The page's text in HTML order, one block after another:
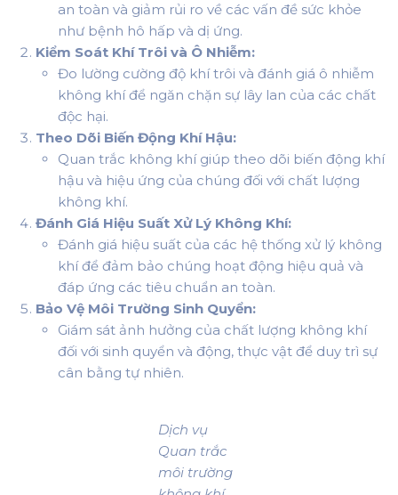
an toàn và giảm rủi ro về các vấn đề sức khỏe
như bệnh hô hấp và dị ứng.
Kiểm Soát Khí Trôi và Ô Nhiễm:
Đo lường cường độ khí trôi và đánh giá ô nhiễm
không khí để ngăn chặn sự lây lan của các chất
độc hại.
Theo Dõi Biến Động Khí Hậu:
Quan trắc không khí giúp theo dõi biến động khí
hậu và hiệu ứng của chúng đối với chất lượng
không khí.
Đánh Giá Hiệu Suất Xử Lý Không Khí:
Đánh giá hiệu suất của các hệ thống xử lý không
khí để đảm bảo chúng hoạt động hiệu quả và
đáp ứng các tiêu chuẩn an toàn.
Bảo Vệ Môi Trường Sinh Quyển:
Giám sát ảnh hưởng của chất lượng không khí
đối với sinh quyển và động, thực vật để duy trì sự
cân bằng tự nhiên.
Dịch vụ
Quan trắc
môi trường